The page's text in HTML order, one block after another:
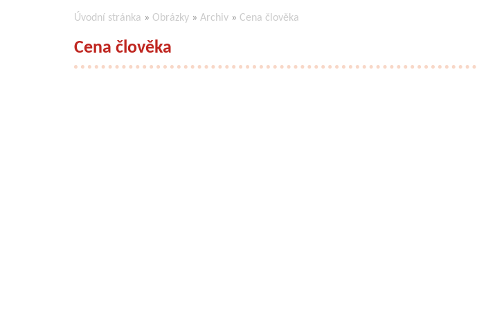
Úvodní stránka » Obrázky » Archiv » Cena člověka
Cena člověka